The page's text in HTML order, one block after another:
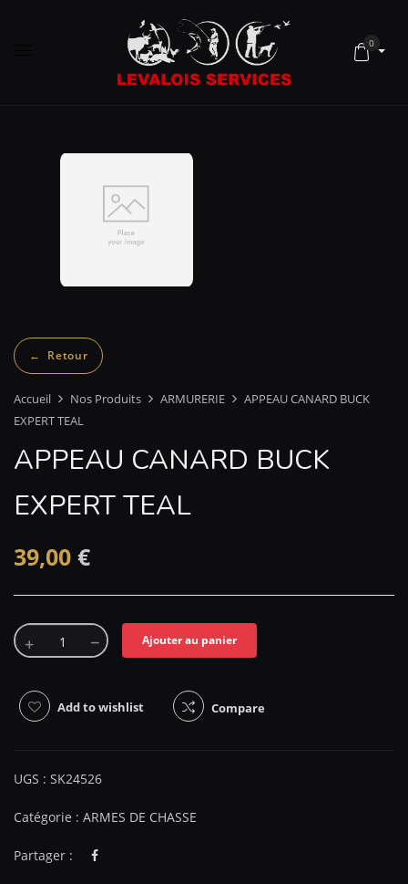
0
Accueil Nos Produits ARMURERIE
APPEAU CANARD BUCK
EXPERT TEAL
APPEAU CANARD BUCK
EXPERT TEAL
39,00 €
Ajouter au panier
Add to wishlist Compare
UGS : SK24526
Catégorie : ARMES DE CHASSE
Partager :